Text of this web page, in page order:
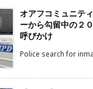
オアフコミュニテ
ーから勾留中の２
呼びかけ
Police search for